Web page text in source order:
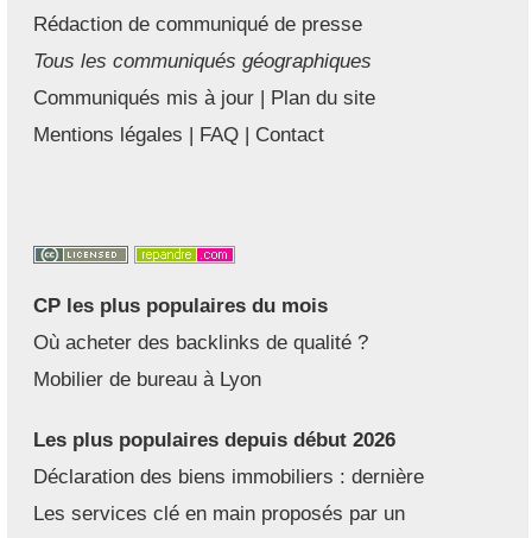
Rédaction de communiqué de presse
Tous les communiqués géographiques
Communiqués mis à jour | Plan du site
Mentions légales | FAQ | Contact
CP les plus populaires du mois
Où acheter des backlinks de qualité ?
Mobilier de bureau à Lyon
Les plus populaires depuis début 2026
Déclaration des biens immobiliers : dernière
Les services clé en main proposés par un